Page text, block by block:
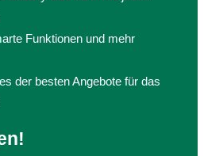
Funktionen und mehr
der besten Angebote für das